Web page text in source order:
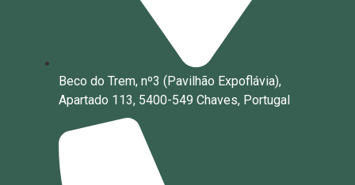
Beco do Trem, nº3 (Pavilhão Expoflávia),
Apartado 113, 5400-549 Chaves, Portugal